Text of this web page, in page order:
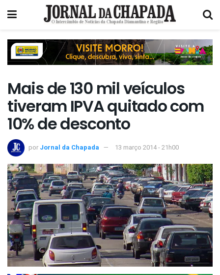
Mais de 130 mil veículos
tiveram IPVA quitado com
10% de desconto
por Jornal da Chapada 13 março 2014 - 21h00